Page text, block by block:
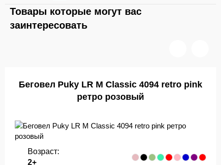
Товары которые могут вас
заинтересовать
Беговел Puky LR M Classic 4094 retro pink
ретро розовый
Возраст:
2+